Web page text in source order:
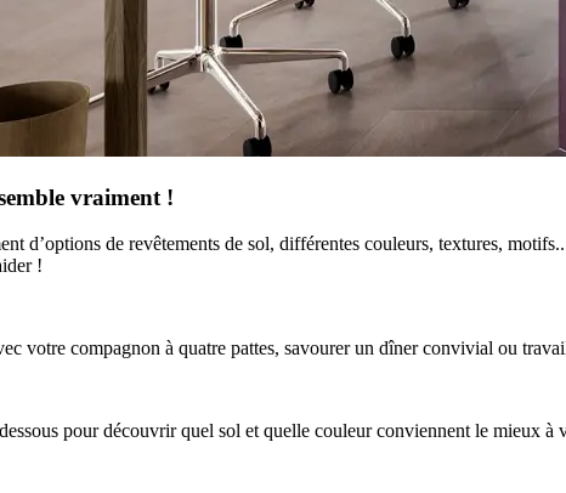
vraiment !
d’options de revêtements de sol, différentes couleurs, textures,
!
votre compagnon à quatre pattes, savourer un dîner convivial ou
pour découvrir quel sol et quelle couleur conviennent le mieux